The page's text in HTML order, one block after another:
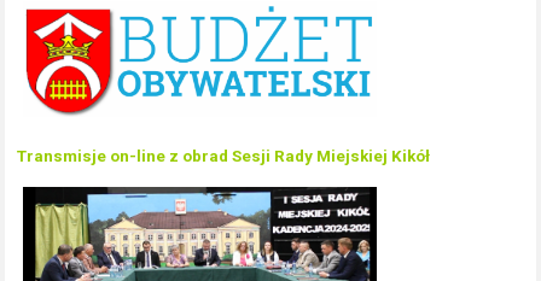
Transmisje on-line z obrad Sesji Rady Miejskiej Kikół